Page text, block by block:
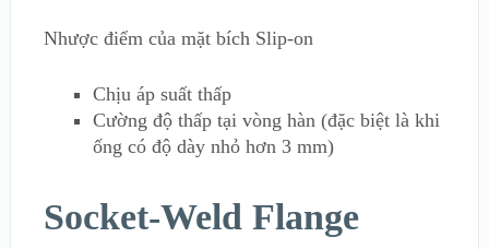
Nhược điểm của mặt bích Slip-on
Chịu áp suất thấp
Cường độ thấp tại vòng hàn (đặc biệt là khi
ống có độ dày nhỏ hơn 3 mm)
Socket-Weld Flange